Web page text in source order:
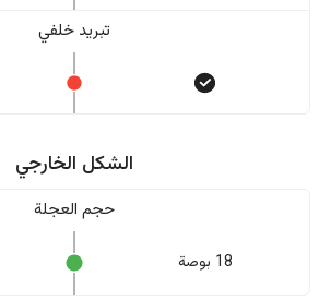
تبريد خلفي
الشكل الخارجي
حجم العجلة
18 بوصة